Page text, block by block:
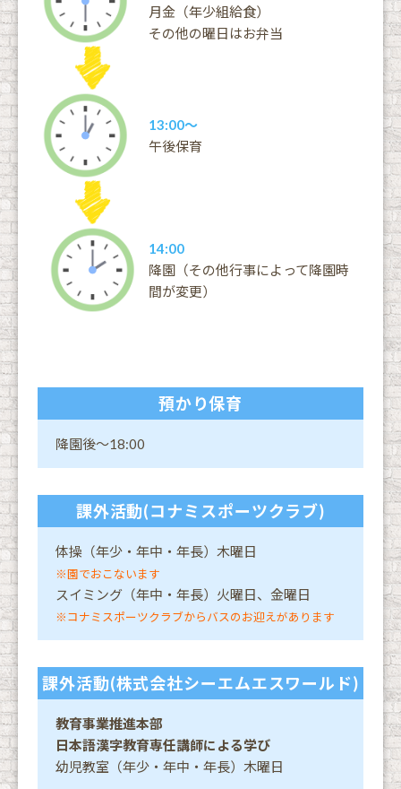
月金（年少組給食）
その他の曜日はお弁当
13:00〜
午後保育
14:00
降園（その他行事によって降園時
間が変更）
預かり保育
降園後〜18:00
課外活動(コナミスポーツクラブ)
体操（年少・年中・年長）木曜日
※園でおこないます
スイミング（年中・年長）火曜日、金曜日
※コナミスポーツクラブからバスのお迎えがあります
課外活動(株式会社シーエムエスワールド)
教育事業推進本部
日本語漢字教育専任講師による学び
幼児教室（年少・年中・年長）木曜日